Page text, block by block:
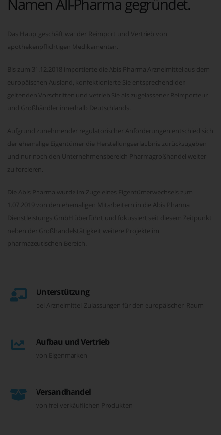
Namen All-Pharma gegründet.
Das Hauptgeschäft war der Reimport und Vertrieb von
apothekenpflichtigen Medikamenten.
Bis zum 31.12.2018 importierte die Abis Pharma Arzneimittel aus dem
europäischen Ausland, konfektionierte Sie entsprechend den
geltenden Vorschriften und vetrieb Sie als zugelassener Reimporteur
und Großhändler innerhalb Deutschlands.
Aufgrund zunehmender regulatorischer Anforderungen entschied sich
der ehemalige Eigentümer die Herstellungserlaubnis zurückzugeben
und nur noch den Unternehmensbereich Pharmagroßhandel weiter
zu forcieren.
Die Abis Pharma wurde im Zuge eines Eigentümerwechsels zum
1.07.2019 von den ehemaligen Mitarbeitern in die Abis Pharma
Dienstleistungs GmbH überführt und fokussiert seit diesem Zeitpunkt
neben der Großhandelstätigkeit weitere Projekte im
pharmazeutischen Bereich.
Unterstützung
bei Arzneimittel-Zulassungen für den europäischen Raum
Aufbau und Vertrieb
von Eigenmarken
Versandhandel
von frei verkäuflichen Produkten